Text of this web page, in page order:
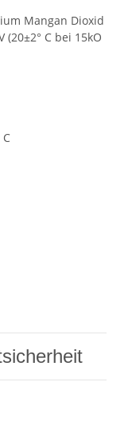
Mangan Dioxid
C bei 15kO